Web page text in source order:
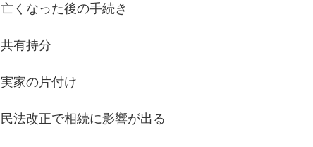
亡くなった後の手続き
共有持分
実家の片付け
民法改正で相続に影響が出る